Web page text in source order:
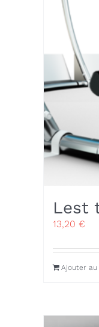
Lest
13,20 €
Ajouter au